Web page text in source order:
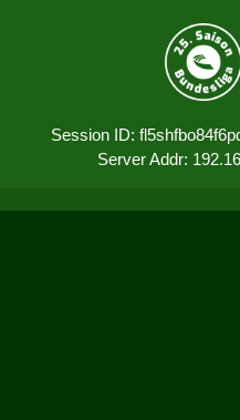
Session ID:
Server Addr: